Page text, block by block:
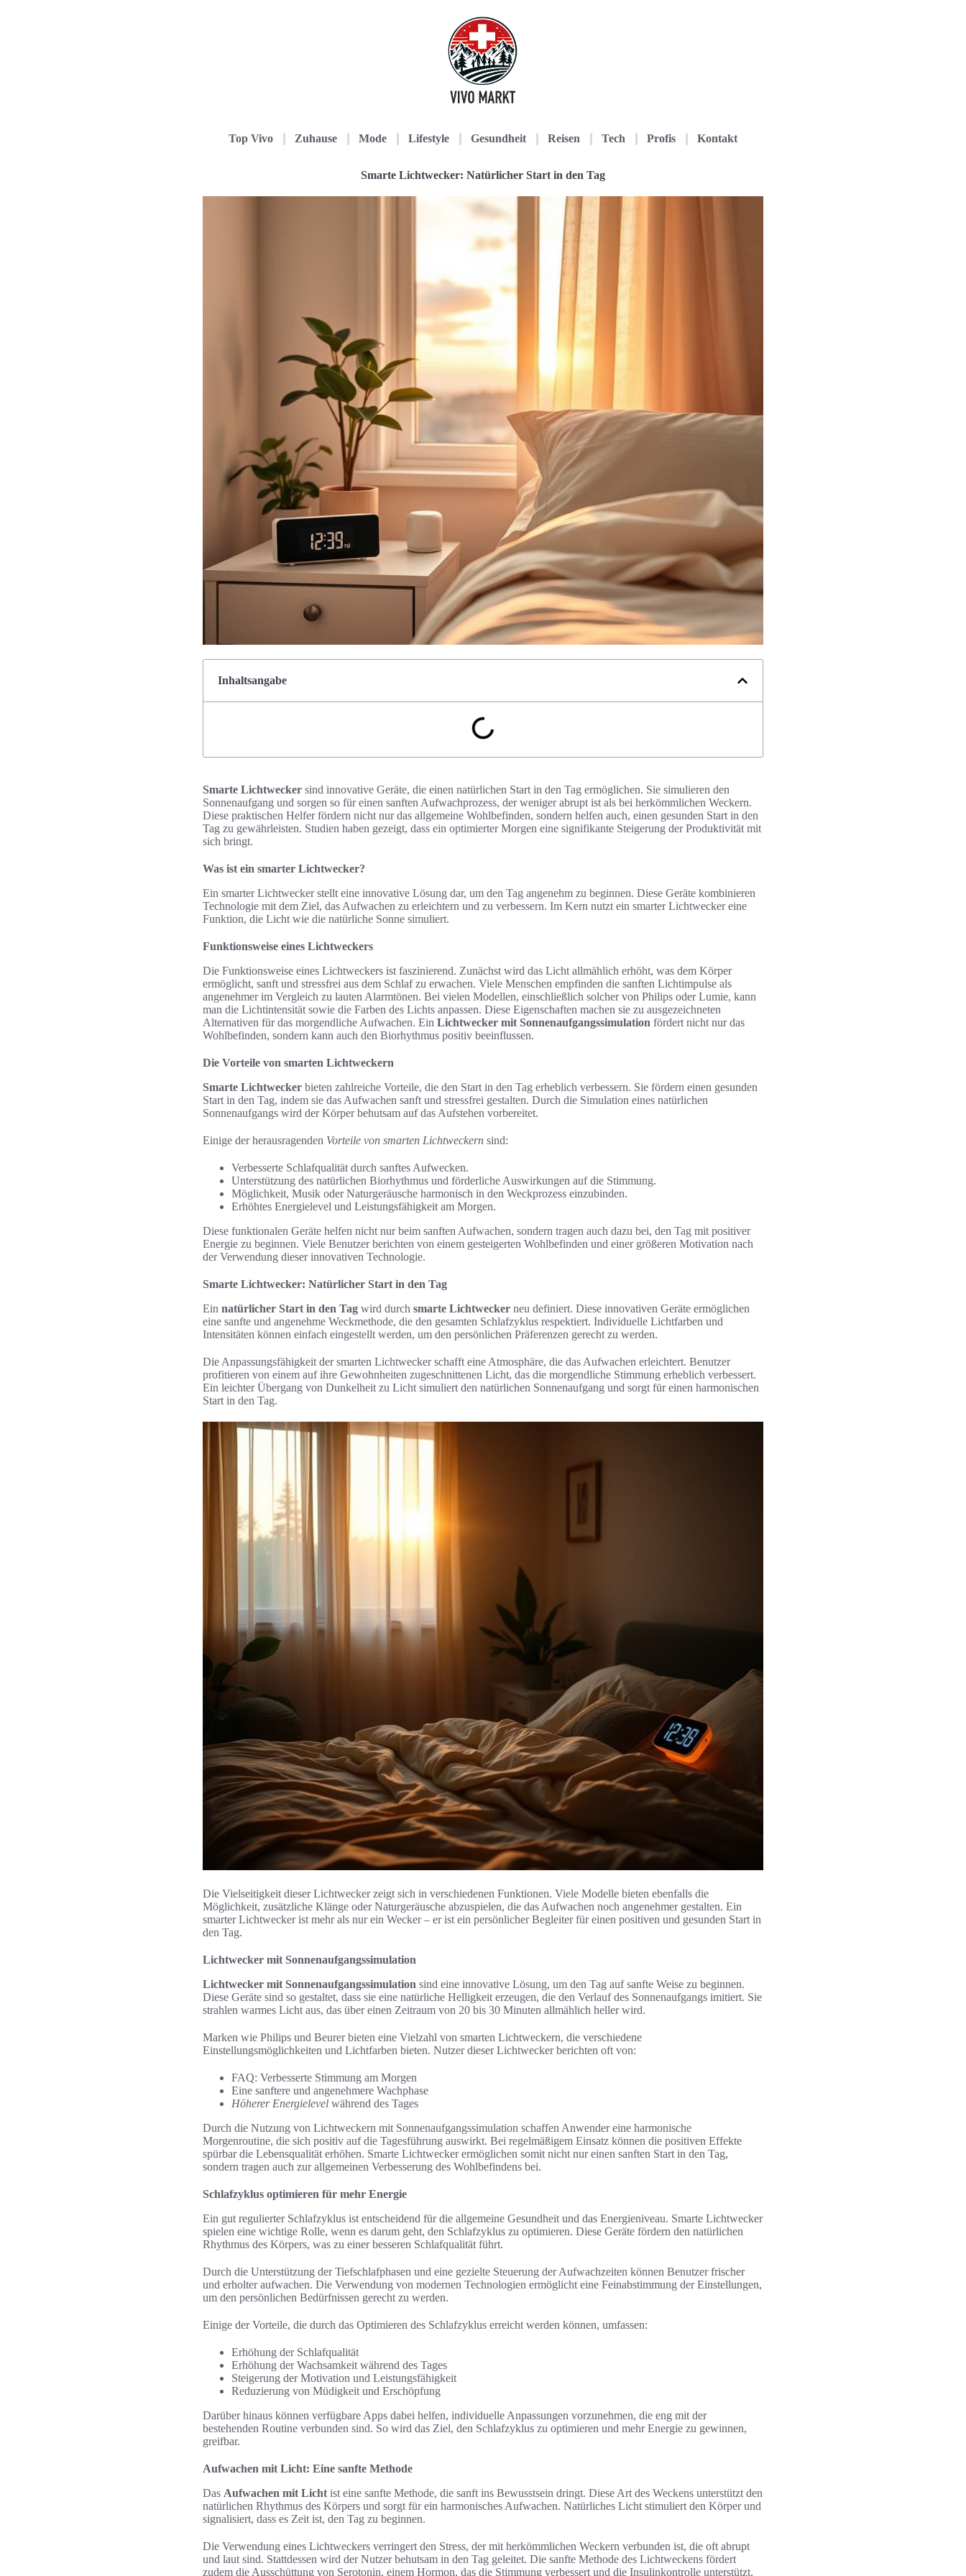
Top Vivo Zuhause Mode Lifestyle Gesundheit Reisen Tech Profis Kontakt
Smarte Lichtwecker: Natürlicher Start in den Tag
Inhaltsangabe
Smarte Lichtwecker sind innovative Geräte, die einen natürlichen Start in den Tag ermöglichen. Sie simulieren den
Sonnenaufgang und sorgen so für einen sanften Aufwachprozess, der weniger abrupt ist als bei herkömmlichen Weckern.
Diese praktischen Helfer fördern nicht nur das allgemeine Wohlbefinden, sondern helfen auch, einen gesunden Start in den
Tag zu gewährleisten. Studien haben gezeigt, dass ein optimierter Morgen eine signifikante Steigerung der Produktivität mit
sich bringt.
Was ist ein smarter Lichtwecker?
Ein smarter Lichtwecker stellt eine innovative Lösung dar, um den Tag angenehm zu beginnen. Diese Geräte kombinieren
Technologie mit dem Ziel, das Aufwachen zu erleichtern und zu verbessern. Im Kern nutzt ein smarter Lichtwecker eine
Funktion, die Licht wie die natürliche Sonne simuliert.
Funktionsweise eines Lichtweckers
Die Funktionsweise eines Lichtweckers ist faszinierend. Zunächst wird das Licht allmählich erhöht, was dem Körper
ermöglicht, sanft und stressfrei aus dem Schlaf zu erwachen. Viele Menschen empfinden die sanften Lichtimpulse als
angenehmer im Vergleich zu lauten Alarmtönen. Bei vielen Modellen, einschließlich solcher von Philips oder Lumie, kann
man die Lichtintensität sowie die Farben des Lichts anpassen. Diese Eigenschaften machen sie zu ausgezeichneten
Alternativen für das morgendliche Aufwachen. Ein Lichtwecker mit Sonnenaufgangssimulation fördert nicht nur das
Wohlbefinden, sondern kann auch den Biorhythmus positiv beeinflussen.
Die Vorteile von smarten Lichtweckern
Smarte Lichtwecker bieten zahlreiche Vorteile, die den Start in den Tag erheblich verbessern. Sie fördern einen gesunden
Start in den Tag, indem sie das Aufwachen sanft und stressfrei gestalten. Durch die Simulation eines natürlichen
Sonnenaufgangs wird der Körper behutsam auf das Aufstehen vorbereitet.
Einige der herausragenden Vorteile von smarten Lichtweckern sind:
Verbesserte Schlafqualität durch sanftes Aufwecken.
Unterstützung des natürlichen Biorhythmus und förderliche Auswirkungen auf die Stimmung.
Möglichkeit, Musik oder Naturgeräusche harmonisch in den Weckprozess einzubinden.
Erhöhtes Energielevel und Leistungsfähigkeit am Morgen.
Diese funktionalen Geräte helfen nicht nur beim sanften Aufwachen, sondern tragen auch dazu bei, den Tag mit positiver
Energie zu beginnen. Viele Benutzer berichten von einem gesteigerten Wohlbefinden und einer größeren Motivation nach
der Verwendung dieser innovativen Technologie.
Smarte Lichtwecker: Natürlicher Start in den Tag
Ein natürlicher Start in den Tag wird durch smarte Lichtwecker neu definiert. Diese innovativen Geräte ermöglichen
eine sanfte und angenehme Weckmethode, die den gesamten Schlafzyklus respektiert. Individuelle Lichtfarben und
Intensitäten können einfach eingestellt werden, um den persönlichen Präferenzen gerecht zu werden.
Die Anpassungsfähigkeit der smarten Lichtwecker schafft eine Atmosphäre, die das Aufwachen erleichtert. Benutzer
profitieren von einem auf ihre Gewohnheiten zugeschnittenen Licht, das die morgendliche Stimmung erheblich verbessert.
Ein leichter Übergang von Dunkelheit zu Licht simuliert den natürlichen Sonnenaufgang und sorgt für einen harmonischen
Start in den Tag.
Die Vielseitigkeit dieser Lichtwecker zeigt sich in verschiedenen Funktionen. Viele Modelle bieten ebenfalls die
Möglichkeit, zusätzliche Klänge oder Naturgeräusche abzuspielen, die das Aufwachen noch angenehmer gestalten. Ein
smarter Lichtwecker ist mehr als nur ein Wecker – er ist ein persönlicher Begleiter für einen positiven und gesunden Start in
den Tag.
Lichtwecker mit Sonnenaufgangssimulation
Lichtwecker mit Sonnenaufgangssimulation sind eine innovative Lösung, um den Tag auf sanfte Weise zu beginnen.
Diese Geräte sind so gestaltet, dass sie eine natürliche Helligkeit erzeugen, die den Verlauf des Sonnenaufgangs imitiert. Sie
strahlen warmes Licht aus, das über einen Zeitraum von 20 bis 30 Minuten allmählich heller wird.
Marken wie Philips und Beurer bieten eine Vielzahl von smarten Lichtweckern, die verschiedene
Einstellungsmöglichkeiten und Lichtfarben bieten. Nutzer dieser Lichtwecker berichten oft von:
FAQ: Verbesserte Stimmung am Morgen
Eine sanftere und angenehmere Wachphase
Höherer Energielevel während des Tages
Durch die Nutzung von Lichtweckern mit Sonnenaufgangssimulation schaffen Anwender eine harmonische
Morgenroutine, die sich positiv auf die Tagesführung auswirkt. Bei regelmäßigem Einsatz können die positiven Effekte
spürbar die Lebensqualität erhöhen. Smarte Lichtwecker ermöglichen somit nicht nur einen sanften Start in den Tag,
sondern tragen auch zur allgemeinen Verbesserung des Wohlbefindens bei.
Schlafzyklus optimieren für mehr Energie
Ein gut regulierter Schlafzyklus ist entscheidend für die allgemeine Gesundheit und das Energieniveau. Smarte Lichtwecker
spielen eine wichtige Rolle, wenn es darum geht, den Schlafzyklus zu optimieren. Diese Geräte fördern den natürlichen
Rhythmus des Körpers, was zu einer besseren Schlafqualität führt.
Durch die Unterstützung der Tiefschlafphasen und eine gezielte Steuerung der Aufwachzeiten können Benutzer frischer
und erholter aufwachen. Die Verwendung von modernen Technologien ermöglicht eine Feinabstimmung der Einstellungen,
um den persönlichen Bedürfnissen gerecht zu werden.
Einige der Vorteile, die durch das Optimieren des Schlafzyklus erreicht werden können, umfassen:
Erhöhung der Schlafqualität
Erhöhung der Wachsamkeit während des Tages
Steigerung der Motivation und Leistungsfähigkeit
Reduzierung von Müdigkeit und Erschöpfung
Darüber hinaus können verfügbare Apps dabei helfen, individuelle Anpassungen vorzunehmen, die eng mit der
bestehenden Routine verbunden sind. So wird das Ziel, den Schlafzyklus zu optimieren und mehr Energie zu gewinnen,
greifbar.
Aufwachen mit Licht: Eine sanfte Methode
Das Aufwachen mit Licht ist eine sanfte Methode, die sanft ins Bewusstsein dringt. Diese Art des Weckens unterstützt den
natürlichen Rhythmus des Körpers und sorgt für ein harmonisches Aufwachen. Natürliches Licht stimuliert den Körper und
signalisiert, dass es Zeit ist, den Tag zu beginnen.
Die Verwendung eines Lichtweckers verringert den Stress, der mit herkömmlichen Weckern verbunden ist, die oft abrupt
und laut sind. Stattdessen wird der Nutzer behutsam in den Tag geleitet. Die sanfte Methode des Lichtweckens fördert
zudem die Ausschüttung von Serotonin, einem Hormon, das die Stimmung verbessert und die Insulinkontrolle unterstützt.